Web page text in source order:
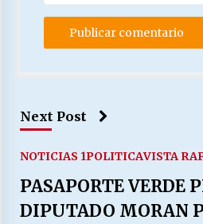
Next Post
NOTICIAS 1POLITICAVISTA
PASAPORTE VERDE
DIPUTADO MORAN